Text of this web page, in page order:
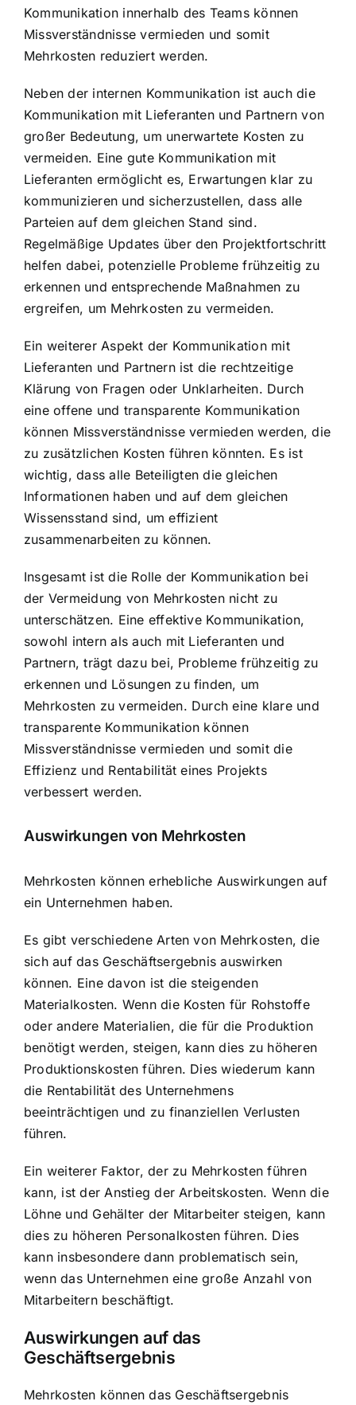
Kommunikation innerhalb des Teams können
Missverständnisse vermieden und somit
Mehrkosten reduziert werden.
Neben der internen Kommunikation ist auch die
Kommunikation mit Lieferanten und Partnern von
großer Bedeutung, um unerwartete Kosten zu
vermeiden. Eine gute Kommunikation mit
Lieferanten ermöglicht es, Erwartungen klar zu
kommunizieren und sicherzustellen, dass alle
Parteien auf dem gleichen Stand sind.
Regelmäßige Updates über den Projektfortschritt
helfen dabei, potenzielle Probleme frühzeitig zu
erkennen und entsprechende Maßnahmen zu
ergreifen, um Mehrkosten zu vermeiden.
Ein weiterer Aspekt der Kommunikation mit
Lieferanten und Partnern ist die rechtzeitige
Klärung von Fragen oder Unklarheiten. Durch
eine offene und transparente Kommunikation
können Missverständnisse vermieden werden, die
zu zusätzlichen Kosten führen könnten. Es ist
wichtig, dass alle Beteiligten die gleichen
Informationen haben und auf dem gleichen
Wissensstand sind, um effizient
zusammenarbeiten zu können.
Insgesamt ist die Rolle der Kommunikation bei
der Vermeidung von Mehrkosten nicht zu
unterschätzen. Eine effektive Kommunikation,
sowohl intern als auch mit Lieferanten und
Partnern, trägt dazu bei, Probleme frühzeitig zu
erkennen und Lösungen zu finden, um
Mehrkosten zu vermeiden. Durch eine klare und
transparente Kommunikation können
Missverständnisse vermieden und somit die
Effizienz und Rentabilität eines Projekts
verbessert werden.
Auswirkungen von Mehrkosten
Mehrkosten können erhebliche Auswirkungen auf
ein Unternehmen haben.
Es gibt verschiedene Arten von Mehrkosten, die
sich auf das Geschäftsergebnis auswirken
können. Eine davon ist die steigenden
Materialkosten. Wenn die Kosten für Rohstoffe
oder andere Materialien, die für die Produktion
benötigt werden, steigen, kann dies zu höheren
Produktionskosten führen. Dies wiederum kann
die Rentabilität des Unternehmens
beeinträchtigen und zu finanziellen Verlusten
führen.
Ein weiterer Faktor, der zu Mehrkosten führen
kann, ist der Anstieg der Arbeitskosten. Wenn die
Löhne und Gehälter der Mitarbeiter steigen, kann
dies zu höheren Personalkosten führen. Dies
kann insbesondere dann problematisch sein,
wenn das Unternehmen eine große Anzahl von
Mitarbeitern beschäftigt.
Auswirkungen auf das
Geschäftsergebnis
Mehrkosten können das Geschäftsergebnis